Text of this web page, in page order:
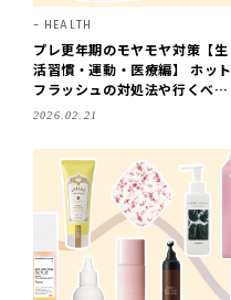
HEALTH
プレ更年期のモヤモヤ対策【生
活習慣・運動・医療編】 ホット
フラッシュの対処法や行くべき
3つの婦人科検診まで
2026.02.21